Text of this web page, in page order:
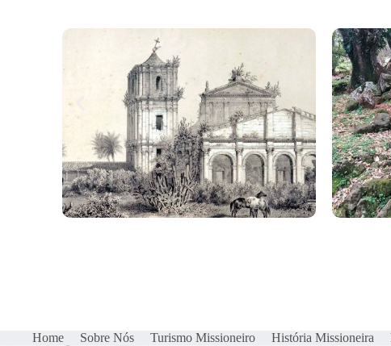
Home Sobre Nós Turismo Missioneiro História Missioneira